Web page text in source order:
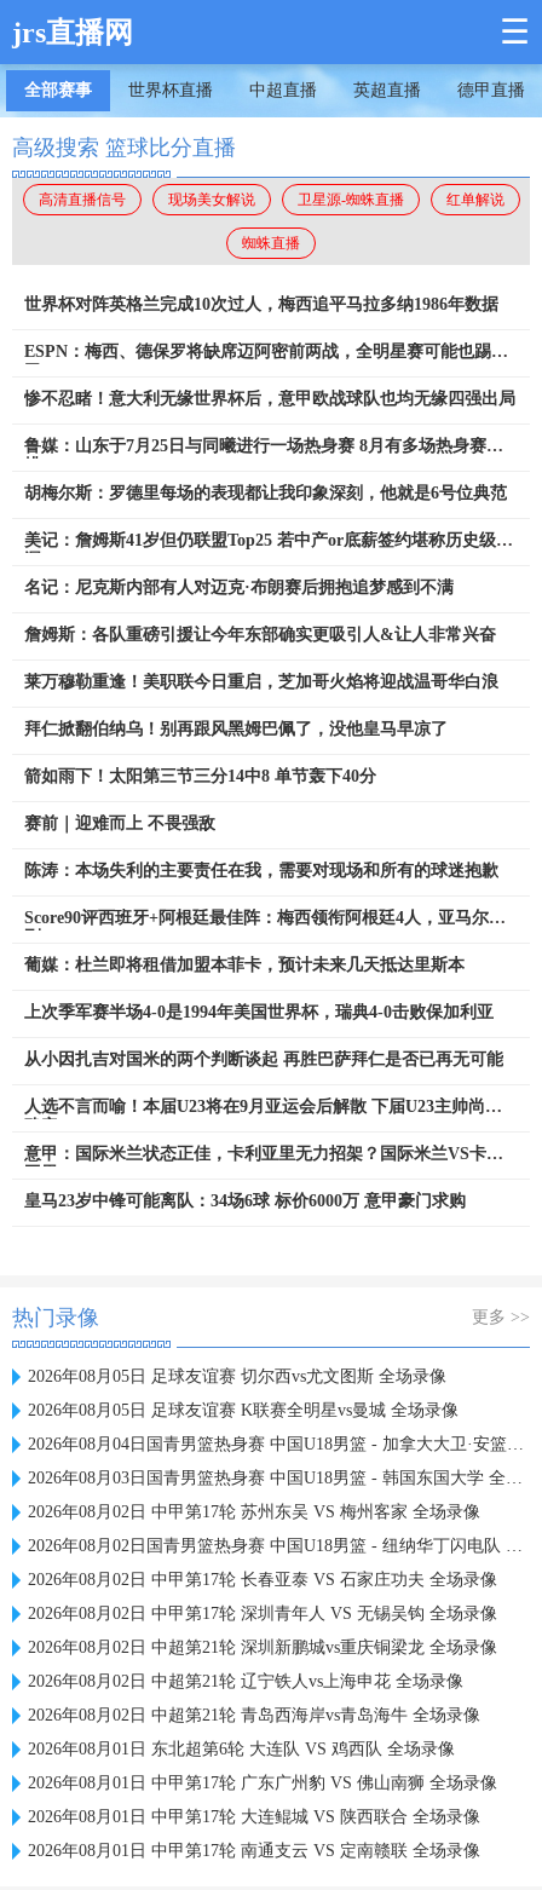
jrs直播网 ☰
全部赛事 世界杯直播 中超直播 英超直播 德甲直播
高级搜索 篮球比分直播
高清直播信号 现场美女解说 卫星源-蜘蛛直播 红单解说
蜘蛛直播
世界杯对阵英格兰完成10次过人，梅西追平马拉多纳1986年数据
ESPN：梅西、德保罗将缺席迈阿密前两战，全明星赛可能也踢不
惨不忍睹！意大利无缘世界杯后，意甲欧战球队也均无缘四强出局
鲁媒：山东于7月25日与同曦进行一场热身赛 8月有多场热身赛安
胡梅尔斯：罗德里每场的表现都让我印象深刻，他就是6号位典范
美记：詹姆斯41岁但仍联盟Top25 若中产or底薪签约堪称历史级捡
名记：尼克斯内部有人对迈克·布朗赛后拥抱追梦感到不满
詹姆斯：各队重磅引援让今年东部确实更吸引人&让人非常兴奋
莱万穆勒重逢！美职联今日重启，芝加哥火焰将迎战温哥华白浪
拜仁掀翻伯纳乌！别再跟风黑姆巴佩了，没他皇马早凉了
箭如雨下！太阳第三节三分14中8 单节轰下40分
赛前｜迎难而上 不畏强敌
陈涛：本场失利的主要责任在我，需要对现场和所有的球迷抱歉
Score90评西班牙+阿根廷最佳阵：梅西领衔阿根廷4人，亚马尔在
葡媒：杜兰即将租借加盟本菲卡，预计未来几天抵达里斯本
上次季军赛半场4-0是1994年美国世界杯，瑞典4-0击败保加利亚
从小因扎吉对国米的两个判断谈起 再胜巴萨拜仁是否已再无可能
人选不言而喻！本届U23将在9月亚运会后解散 下届U23主帅尚未
意甲：国际米兰状态正佳，卡利亚里无力招架？国际米兰VS卡利
皇马23岁中锋可能离队：34场6球 标价6000万 意甲豪门求购
热门录像 更多 >>
2026年08月05日 足球友谊赛 切尔西vs尤文图斯 全场录像
2026年08月05日 足球友谊赛 K联赛全明星vs曼城 全场录像
2026年08月04日国青男篮热身赛 中国U18男篮 - 加拿大大卫·安篮球学院 全场录像
2026年08月03日国青男篮热身赛 中国U18男篮 - 韩国东国大学 全场录像
2026年08月02日 中甲第17轮 苏州东吴 VS 梅州客家 全场录像
2026年08月02日国青男篮热身赛 中国U18男篮 - 纽纳华丁闪电队 全场录像
2026年08月02日 中甲第17轮 长春亚泰 VS 石家庄功夫 全场录像
2026年08月02日 中甲第17轮 深圳青年人 VS 无锡吴钩 全场录像
2026年08月02日 中超第21轮 深圳新鹏城vs重庆铜梁龙 全场录像
2026年08月02日 中超第21轮 辽宁铁人vs上海申花 全场录像
2026年08月02日 中超第21轮 青岛西海岸vs青岛海牛 全场录像
2026年08月01日 东北超第6轮 大连队 VS 鸡西队 全场录像
2026年08月01日 中甲第17轮 广东广州豹 VS 佛山南狮 全场录像
2026年08月01日 中甲第17轮 大连鲲城 VS 陕西联合 全场录像
2026年08月01日 中甲第17轮 南通支云 VS 定南赣联 全场录像